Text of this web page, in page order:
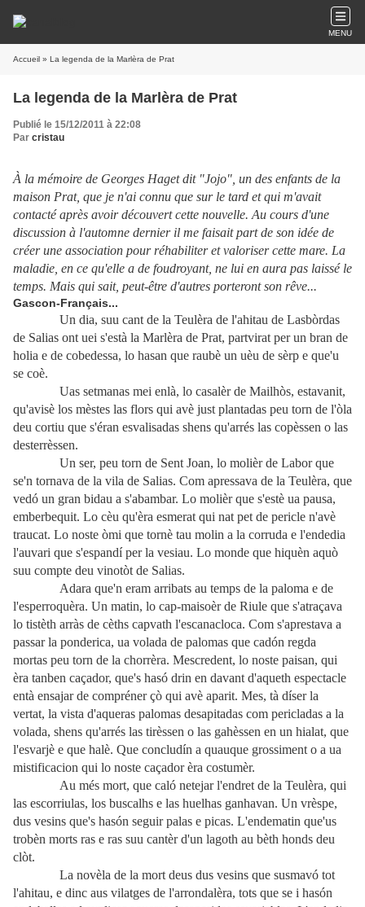
MENU
Accueil » La legenda de la Marlèra de Prat
La legenda de la Marlèra de Prat
Publié le 15/12/2011 à 22:08
Par cristau
À la mémoire de Georges Haget dit "Jojo", un des enfants de la
maison Prat, que je n'ai connu que sur le tard et qui m'avait
contacté après avoir découvert cette nouvelle. Au cours d'une
discussion à l'automne dernier il me faisait part de son idée de
créer une association pour réhabiliter et valoriser cette mare. La
maladie, en ce qu'elle a de foudroyant, ne lui en aura pas laissé le
temps. Mais qui sait, peut-être d'autres porteront son rêve...
Gascon-Français...
Un dia, suu cant de la Teulèra de l'ahitau de Lasbòrdas
de Salias ont uei s'està la Marlèra de Prat, partvirat per un bran de
holia e de cobedessa, lo hasan que raubè un uèu de sèrp e que'u
se coè.
Uas setmanas mei enlà, lo casalèr de Mailhòs, estavanit,
qu'avisè los mèstes las flors qui avè just plantadas peu torn de l'òla
deu cortiu que s'éran esvalisadas shens qu'arrés las copèssen o las
desterrèssen.
Un ser, peu torn de Sent Joan, lo molièr de Labor que
se'n tornava de la vila de Salias. Com apressava de la Teulèra, que
vedó un gran bidau a s'abambar. Lo molièr que s'estè ua pausa,
emberbequit. Lo cèu qu'èra esmerat qui nat pet de pericle n'avè
traucat. Lo noste òmi que tornè tau molin a la corruda e l'endedia
l'auvari que s'espandí per la vesiau. Lo monde que hiquèn aquò
suu compte deu vinotòt de Salias.
Adara que'n eram arribats au temps de la paloma e de
l'esperroquèra. Un matin, lo cap-maisoèr de Riule que s'atraçava
lo tistèth arràs de cèths capvath l'escanacloca. Com s'aprestava a
passar la ponderica, ua volada de palomas que cadón regda
mortas peu torn de la chorrèra. Mescredent, lo noste paisan, qui
èra tanben caçador, que's hasó drin en davant d'aqueth espectacle
entà ensajar de compréner çò qui avè aparit. Mes, tà díser la
vertat, la vista d'aqueras palomas desapitadas com pericladas a la
volada, shens qu'arrés las tirèssen o las gahèssen en un hialat, que
l'esvarjè e que halè. Que concludín a quauque grossiment o a ua
mistificacion qui lo noste caçador èra costumèr.
Au més mort, que caló netejar l'endret de la Teulèra, qui
las escorriulas, los buscalhs e las huelhas ganhavan. Un vrèspe,
dus vesins que's hasón seguir palas e picas. L'endematin que'us
trobèn morts ras e ras suu cantèr d'un lagoth au bèth honds deu
clòt.
La novèla de la mort deus dus vesins que susmavó tot
l'ahitau, e dinc aus vilatges de l'arrondalèra, tots que se i hasón